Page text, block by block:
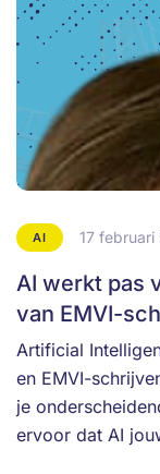
AI 17
AI werkt pas
van EMVI-
Artificial
en EMVI-
je
ervoor dat AI